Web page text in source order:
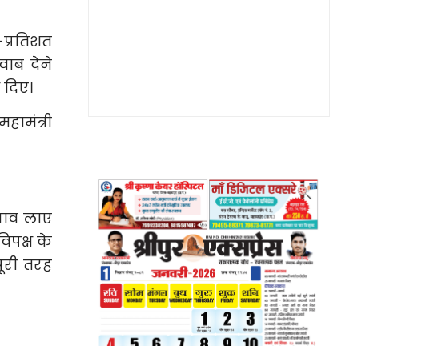
देने
लाए
के
तरह